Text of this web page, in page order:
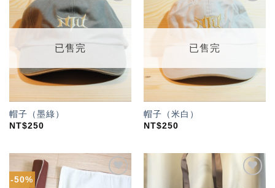
加入
「願
望輕
已售完
帽子（墨綠）
NT$250
加入
望輕
已售完
帽子（米白）
NT$250
-50%